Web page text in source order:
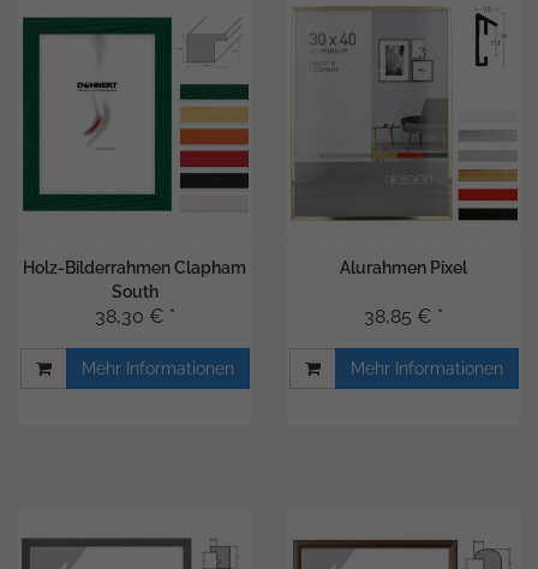
Holz-Bilderrahmen Clapham
South
38,30 € *
Mehr Informationen
Alurahmen Pixel
38,85 € *
Mehr Informationen